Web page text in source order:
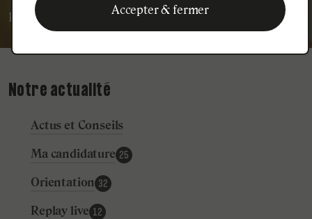
Accepter & fermer
Publié le 2022 Témoignages
Notre actualité
Actus et Conseils
Ma candidature 25
Orientation 32
Replay live 12